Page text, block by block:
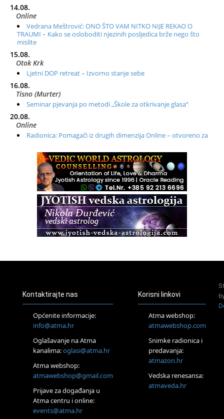
14.08.
Online
Vedrana Meštrović: ONO ŠTO VAM NITKO NIJE REKAO O
TRAUMI – Kako se osloboditi njezinih posljedica brže nego što
mislite
15.08.
Otok Krk
Ljetni DOP retreat – Izvorno stanje sebe
16.08.
Tisno (Murter)
Seminar pjevanja po metodi „Škole za otkrivanje glasa“
20.08.
Online
Radionica: Pomagači iz drugih dimenzija Online – otvoreno za
Zagreb+Online
Osnovni ThetaHealing® tečaj, Zagreb i Online
Zagreb
Osnovna radionica za izscjeljivanje pranom (Basic Pranic
Healing course)
Access BARS®, otpusti stres
Pjesma srca / Zagreb
Tečaj Višeg Vodstva, razvijanja intuicije i Akaša zapisa
Online
Upisi u program Profesionalni hipnoterapeut — nova
Online
Postanite Nositelj Vibracije Nove Zemlje
Visoko
Kontaktirajte nas
Općenite informacije:
info@atma.hr
Oglašavanje na Atma
kanalima:oglasi@atma.hr
Atma webshop:
atmawebshop@gmail.com
Prijave za događanja u
Atma centru i online:
events@atma.hr
Korisni linkovi
Atma webshop:
atmawebshop.com
Snimke radionica i
predavanja:
atmazon.hr
Vedska renesansa:
atmaveda.hr